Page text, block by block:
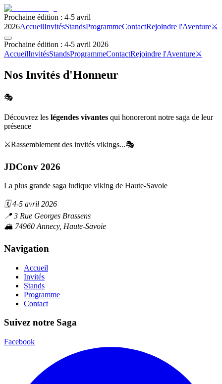
Prochaine édition : 4-5 avril
2026AccueilInvitésStandsProgrammeContactRejoindre l'Aventure⚔️
Prochaine édition : 4-5 avril 2026
AccueilInvitésStandsProgrammeContactRejoindre l'Aventure⚔️
Nos Invités d'Honneur
🎭
Découvrez les légendes vivantes qui honoreront notre saga de leur
présence
⚔️Rassemblement des invités vikings...🎭
JDConv 2026
La plus grande saga ludique viking de Haute-Savoie
🗓️ 4-5 avril 2026
📍 3 Rue Georges Brassens
🏔️ 74960 Annecy, Haute-Savoie
Navigation
Accueil
Invités
Stands
Programme
Contact
Suivez notre Saga
Facebook